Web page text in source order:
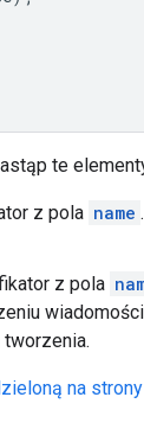
te
z pola name
z pola
tworzenia.
na